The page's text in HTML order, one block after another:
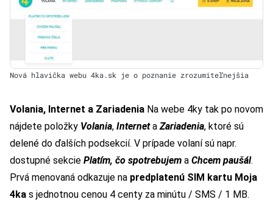
Nová hlavička webu 4ka.sk je o poznanie zrozumiteľnejšia
Volania, Internet a Zariadenia Na webe 4ky tak po novom
nájdete položky Volania, Internet aZariadenia, ktoré sú
delené do ďalších podsekcií. V prípade volaní sú napr.
dostupné sekcie Platím, čo spotrebujem a Chcem paušál.
Prvá menovaná odkazuje na predplatenú SIM kartu Moja
4ka s jednotnou cenou 4 centy za minútu / SMS / 1 MB.